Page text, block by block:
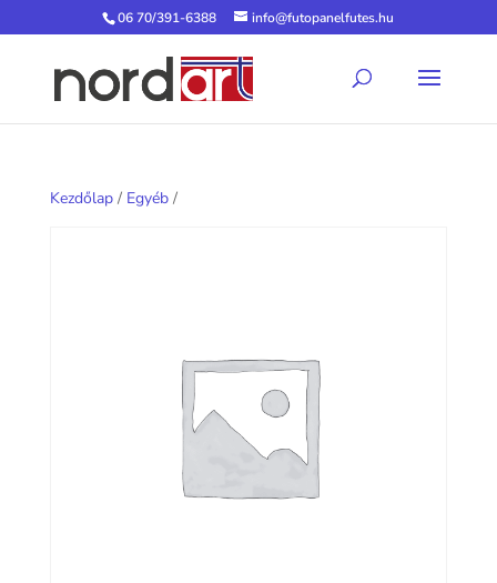
06 70/391-6388 info@futopanelfutes.hu
Kezdőlap/ Egyéb/